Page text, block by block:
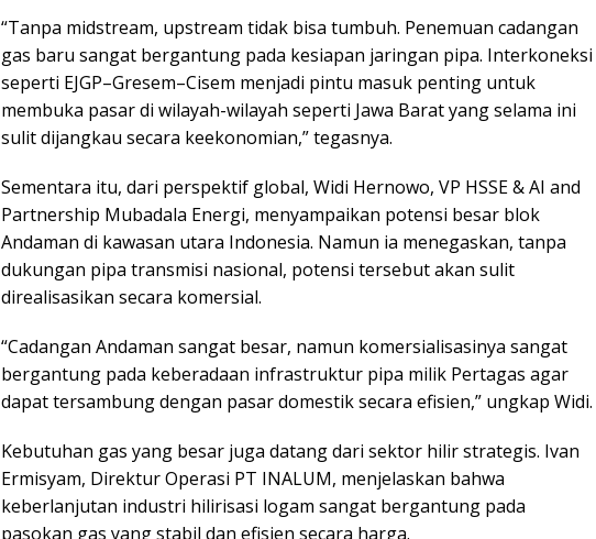
“Tanpa midstream, upstream tidak bisa tumbuh. Penemuan cadangan
gas baru sangat bergantung pada kesiapan jaringan pipa. Interkoneksi
seperti EJGP–Gresem–Cisem menjadi pintu masuk penting untuk
membuka pasar di wilayah-wilayah seperti Jawa Barat yang selama ini
sulit dijangkau secara keekonomian,” tegasnya.
Sementara itu, dari perspektif global, Widi Hernowo, VP HSSE & AI and
Partnership Mubadala Energi, menyampaikan potensi besar blok
Andaman di kawasan utara Indonesia. Namun ia menegaskan, tanpa
dukungan pipa transmisi nasional, potensi tersebut akan sulit
direalisasikan secara komersial.
“Cadangan Andaman sangat besar, namun komersialisasinya sangat
bergantung pada keberadaan infrastruktur pipa milik Pertagas agar
dapat tersambung dengan pasar domestik secara efisien,” ungkap Widi.
Kebutuhan gas yang besar juga datang dari sektor hilir strategis. Ivan
Ermisyam, Direktur Operasi PT INALUM, menjelaskan bahwa
keberlanjutan industri hilirisasi logam sangat bergantung pada
pasokan gas yang stabil dan efisien secara harga.